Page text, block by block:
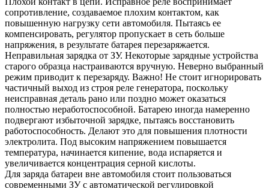
сопротивление, создаваемое плохим контактом, как
повышенную нагрузку сети автомобиля. Пытаясь ее
компенсировать, регулятор пропускает в сеть больше
напряжения, в результате батарея перезаряжается.
Неправильная зарядка от ЗУ. Некоторые зарядные устройства
старого образца настраиваются вручную. Неверно выбранный
режим приводит к перезаряду. Важно! Не стоит игнорировать
частичный выход из строя реле генератора, поскольку
неисправная деталь рано или поздно может оказаться
полностью неработоспособной. Батарею иногда намеренно
подвергают избыточной зарядке, пытаясь восстановить
работоспособность. Делают это для повышения плотности
электролита. Под высоким напряжением повышается
температура, начинается кипение, вода испаряется и
увеличивается концентрация серной кислоты.
Для заряда батареи вне автомобиля стоит пользоваться
современными ЗУ с автоматической регулировкой